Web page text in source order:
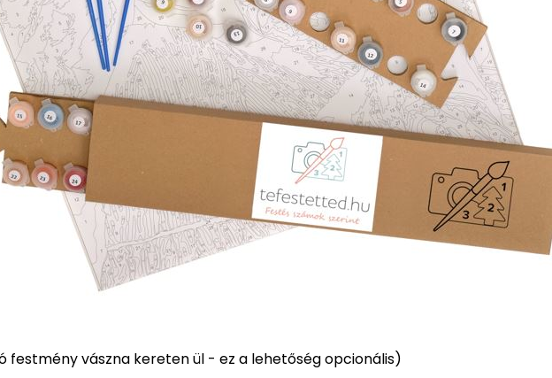
festmény vászna kereten ül - ez a lehetőség opcionális)